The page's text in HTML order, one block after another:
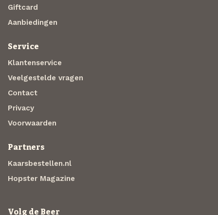
Giftcard
Aanbiedingen
Service
Klantenservice
Veelgestelde vragen
Contact
Privacy
Voorwaarden
Partners
Kaarsbestellen.nl
Hopster Magazine
Volg de Beer